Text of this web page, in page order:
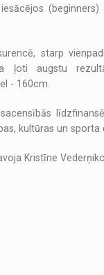
starp
ļoti augstu
- 160cm.
kultūras un sporta
Kristīne